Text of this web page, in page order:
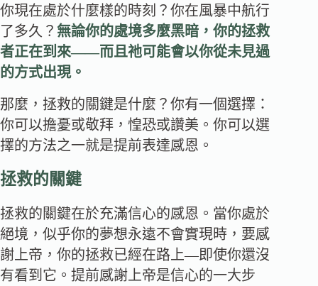
你現在處於什麼樣的時刻？你在風暴中航行
了多久？ 無論你的處境多麼黑暗，你的拯救
者正在到來――而且祂可能會以你從未見過
的方式出現。
那麼，拯救的關鍵是什麼？你有一個選擇：
你可以擔憂或敬拜，惶恐或讚美。你可以選
擇的方法之一就是提前表達感恩。
拯救的關鍵
拯救的關鍵在於充滿信心的感恩。當你處於
絕境，似乎你的夢想永遠不會實現時，要感
謝上帝，你的拯救已經在路上―即使你還沒
有看到它。提前感謝上帝是信心的一大步